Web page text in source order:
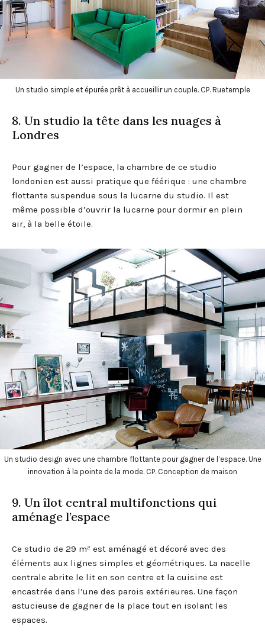
Un studio simple et épurée prêt à accueillir un couple. CP. Ruetemple
8. Un studio la tête dans les nuages à
Londres
Pour gagner de l’espace, la chambre de ce studio
londonien est aussi pratique que féérique : une chambre
flottante suspendue sous la lucarne du studio. Il est
même possible d’ouvrir la lucarne pour dormir en plein
air, à la belle étoile.
Un studio design avec une chambre flottante pour gagner de l’espace. Une
innovation à la pointe de la mode. CP. Conception de maison
9. Un îlot central multifonctions qui
aménage l’espace
Ce studio de 29 m² est aménagé et décoré avec des
éléments aux lignes simples et géométriques. La nacelle
centrale abrite le lit en son centre et la cuisine est
encastrée dans l’une des parois extérieures. Une façon
astucieuse de gagner de la place tout en isolant les
espaces.